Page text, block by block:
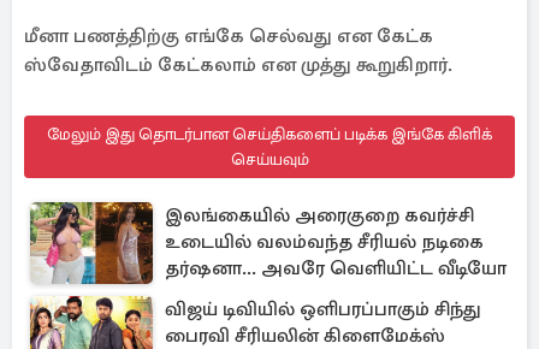
மீனா பணத்திற்கு எங்கே செல்வது என கேட்க
ஸ்வேதாவிடம் கேட்கலாம் என முத்து கூறுகிறார்.
மேலும் இது தொடர்பான செய்திகளைப் படிக்க இங்கே கிளிக்
செய்யவும்
இலங்கையில் அரைகுறை கவர்ச்சி
உடையில் வலம்வந்த சீரியல் நடிகை
தர்ஷனா... அவரே வெளியிட்ட வீடியோ
விஜய் டிவியில் ஒளிபரப்பாகும் சிந்து
பைரவி சீரியலின் கிளைமேக்ஸ்